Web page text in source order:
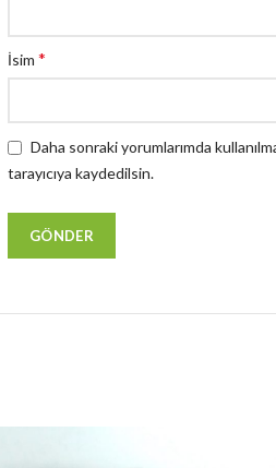
İsim *
Daha sonraki yorumlarımda
tarayıcıya kaydedilsin.